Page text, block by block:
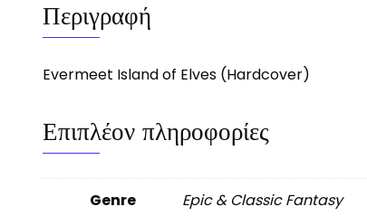
Περιγραφή
Evermeet Island of Elves (Hardcover)
Επιπλέον πληροφορίες
Genre Epic & Classic Fantasy